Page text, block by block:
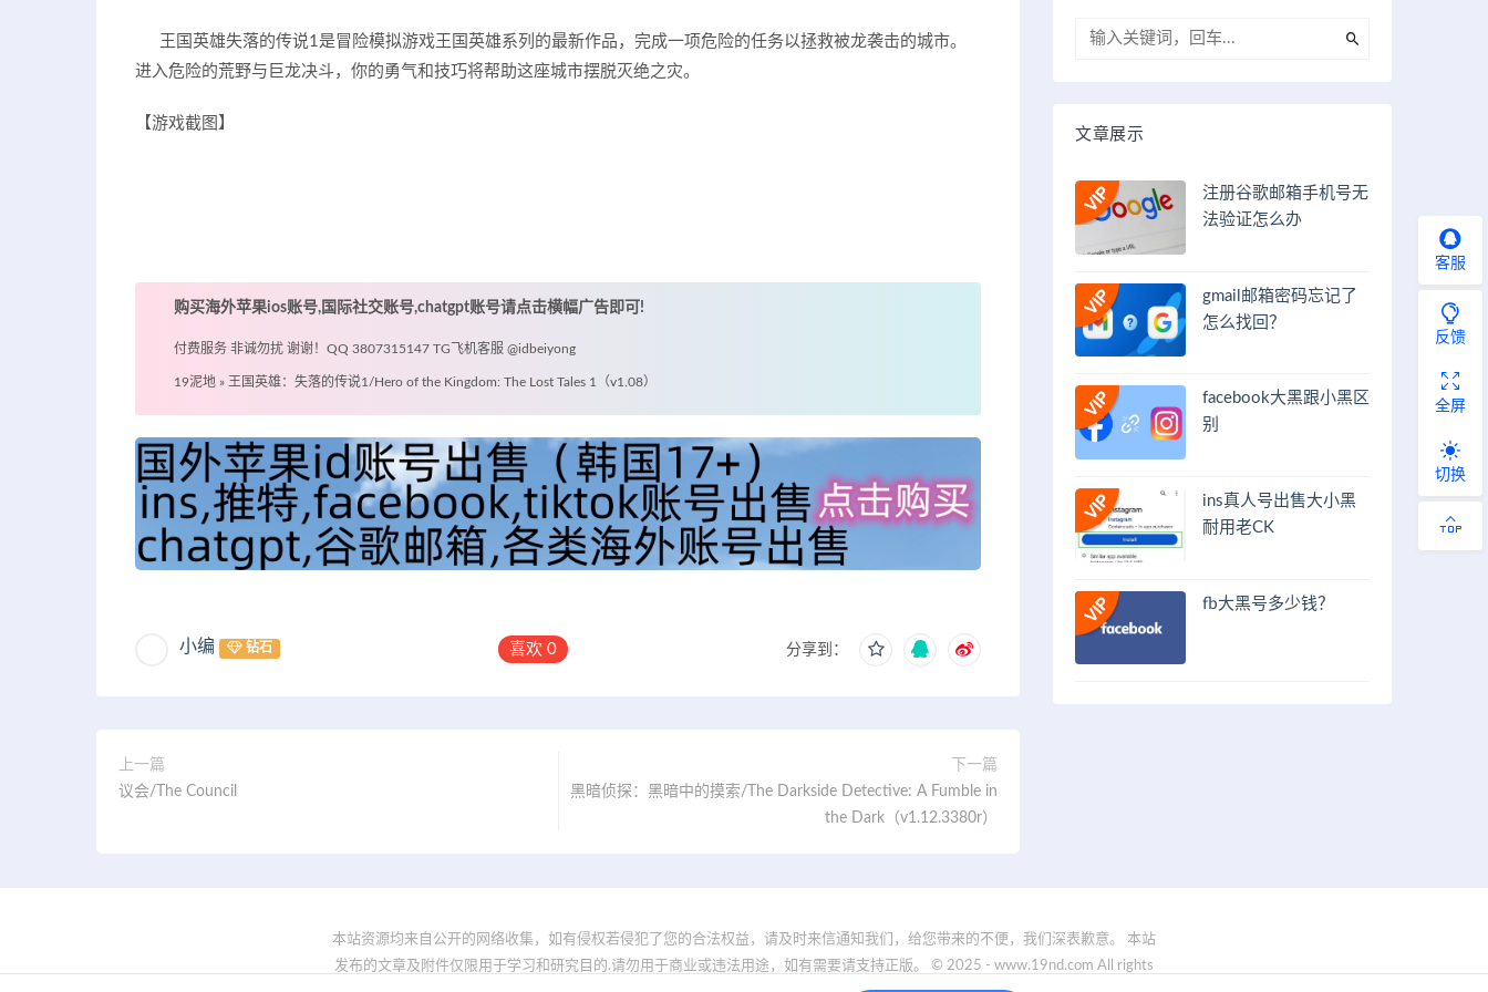
王国英雄失落的传说1是冒险模拟游戏王国英雄系列的最新作品，完成一项危险的任务以拯救被龙袭击的城市。
进入危险的荒野与巨龙决斗，你的勇气和技巧将帮助这座城市摆脱灭绝之灾。
【游戏截图】
购买海外苹果ios账号,国际社交账号,chatgpt账号请点击横幅广告即可!
付费服务 非诚勿扰 谢谢！QQ 3807315147 TG飞机客服 @idbeiyong
19泥地 » 王国英雄：失落的传说1/Hero of the Kingdom: The Lost Tales 1（v1.08）
小编 钻石 喜欢0 分享到：
上一篇
议会/The Council
下一篇
黑暗侦探：黑暗中的摸索/The Darkside Detective: A Fumble in
the Dark（v1.12.3380r）
文章展示
注册谷歌邮箱手机号无
法验证怎么办
gmail邮箱密码忘记了
怎么找回？
facebook大黑跟小黑区
别
ins真人号出售大小黑
耐用老CK
fb大黑号多少钱？
本站资源均来自公开的网络收集，如有侵权若侵犯了您的合法权益，请及时来信通知我们，给您带来的不便，我们深表歉意。 本站
发布的文章及附件仅限用于学习和研究目的.请勿用于商业或违法用途，如有需要请支持正版。 © 2025 - www.19nd.com All rights
客服
反馈
全屏
切换